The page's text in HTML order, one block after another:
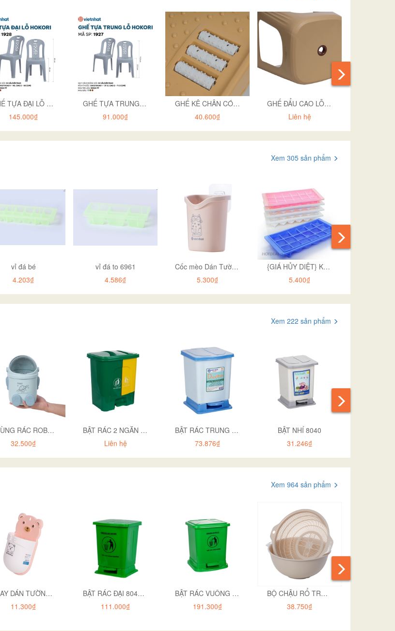
GHẾ TỰA ĐẠI LỖ HOKORI 1928
145.000₫
GHẾ TỰA TRUNG LỖ HOKORI 1927
91.000₫
GHẾ KÊ CHÂN CÓ CON LĂN 2135
40.600₫
GHẾ ĐẨU CAO LỖ VIỀN HOKORI 2159
Liên hệ
Xem 305 sản phẩm
vỉ đá bé
4.203₫
vỉ đá to 6961
4.586₫
Cốc mèo Dán Tường Để Bàn Chải Đánh Răng Hình...
5.300₫
{GIÁ HỦY DIỆT} Khay đá nhựa 18 viên Việt Nhật
5.400₫
Xem 222 sản phẩm
THÙNG RÁC ROBOT MINI HOKORI 5268
32.500₫
BẬT RÁC 2 NGĂN 8020 KHÔNG ĐÓNG THÙNG CATTON
Liên hệ
BẬT RÁC TRUNG 8041
73.876₫
BẬT NHÍ 8040
31.246₫
Xem 964 sản phẩm
KHAY DÁN TƯỜNG GẤU 5703
11.300₫
BẬT RÁC ĐẠI 8042 CÓ IN
111.000₫
BẬT RÁC VUÔNG 8015 CÓ IN
191.300₫
BỘ CHẬU RỔ TRÒN ĐẠI HOKORI 2377
38.750₫